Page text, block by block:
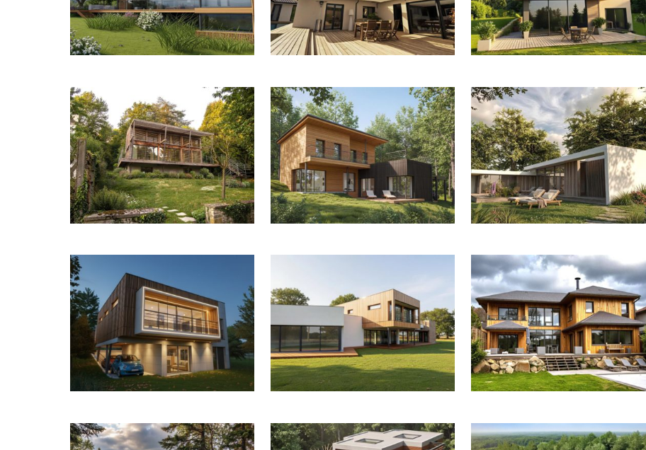
ETUDE POUR UNE SURÉLÉVATION À
VILLENNES SUR SEINE
ETUDE POUR UNE MAISON DANS LA FORÊT
EN SEINE MARITIME
ETUDE POUR UNE MAISON DANS LA FORÊT
DE CHANTILLY
MAISON D’ARCHITECTE À L’ETANG-LA-VILLE MAISON CONTEMPORAINE EN NORMANDIE
MAISON INDIVIDUELLE À OSSATURE BOIS À
MONTGERON